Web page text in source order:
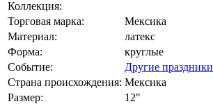
Коллекция:
Торговая марка:
Мексика
Материал:
латекс
Форма:
круглые
Событие:
Другие праздники
Страна происхождения: Мексика
Размер:
12"